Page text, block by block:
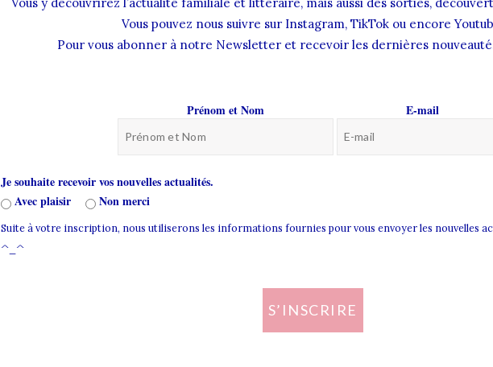
Vous pouvez nous suivre sur Instagram, TikTok ou encore
Pour vous abonner à notre Newsletter et recevoir les dernières
Prénom et Nom E-mail
Je souhaite recevoir vos nouvelles actualités.
Avec plaisir
Non merci
Suite à votre inscription, nous utiliserons les informations fournies pour vous envoyer les nouvelles
^_^
S’INSCRIRE